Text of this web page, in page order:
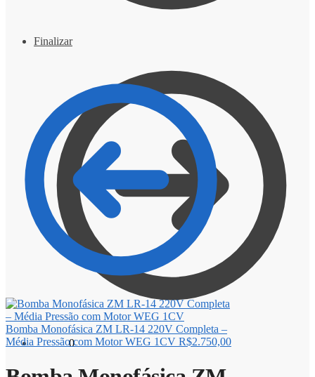
Finalizar
R$0,00 0
Bomba Monofásica ZM LR-14 220V Completa –
Média Pressão com Motor WEG 1CV R$2.750,00